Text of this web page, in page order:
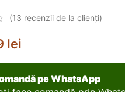
(13 recenzii de la clienți)
lei
pe WhatsApp